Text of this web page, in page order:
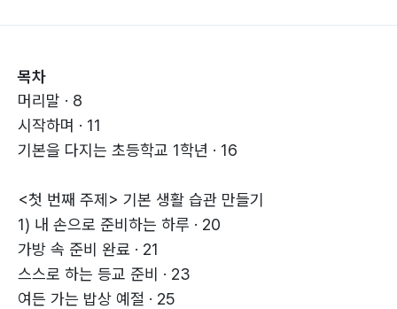
목차
머리말 · 8
시작하며 · 11
기본을 다지는 초등학교 1학년 · 16
<첫 번째 주제> 기본 생활 습관 만들기
1) 내 손으로 준비하는 하루 · 20
가방 속 준비 완료 · 21
스스로 하는 등교 준비 · 23
여든 가는 밥상 예절 · 25